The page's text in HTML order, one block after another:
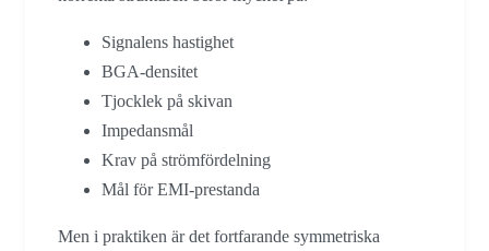
Signalens hastighet
BGA-densitet
Tjocklek på skivan
Impedansmål
Krav på strömfördelning
Mål för EMI-prestanda
Men i praktiken är det fortfarande symmetriska